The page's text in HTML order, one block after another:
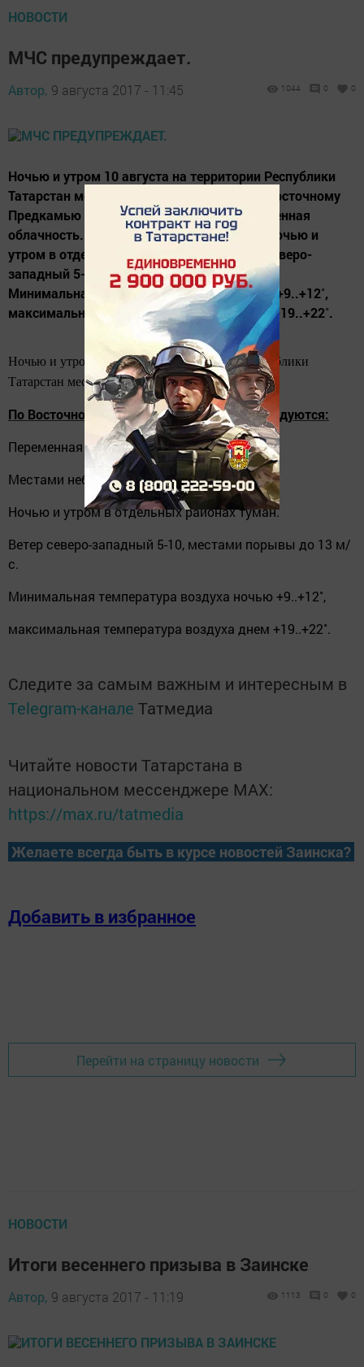
НОВОСТИ
МЧС предупреждает.
Автор, 9 августа 2017 - 11:45 1044 0 0
Ночью и утром 10 августа на территории Республики
Татарстан местами ожидается туман. По Восточному
Предкамью и Закамью ожидуются: Переменная
облачность. Местами небольшой дождь. Ночью и
утром в отдельных районах туман. Ветер северо-
западный 5-10, местами порывы до 13 м/с.
Минимальная температура воздуха ночью +9..+12˚,
максимальная температура воздуха днем +19..+22˚.
Ночью и утром 10 августа на территории Республики
Татарстан местами ожидается туман.
По Восточному Предкамью и Закамью ожидуются:
Переменная облачность.
Местами небольшой дождь.
Ночью и утром в отдельных районах туман.
Ветер северо-западный 5-10, местами порывы до 13 м/
с.
Минимальная температура воздуха ночью +9..+12˚,
максимальная температура воздуха днем +19..+22˚.
Следите за самым важным и интересным в
Telegram-канале Татмедиа
Читайте новости Татарстана в
национальном мессенджере MАХ:
https://max.ru/tatmedia
Желаете всегда быть в курсе новостей Заинска?
Добавить в избранное
Перейти на страницу новости
НОВОСТИ
Итоги весеннего призыва в Заинске
Автор, 9 августа 2017 - 11:19 1113 0 0